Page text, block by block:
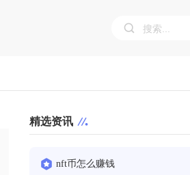
精选资讯
nft币怎么赚钱